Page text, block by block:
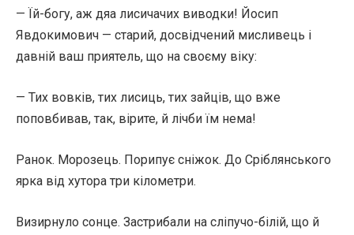
— Їй-богу, аж дяа лисичачих виводки! Йосип
Явдокимович — старий, досвідчений мисливець і
давній ваш приятель, що на своєму віку:
— Тих вовків, тих лисиць, тих зайців, що вже
поповбивав, так, вірите, й лічби їм нема!
Ранок. Морозець. Порипує сніжок. До Сріблянського
ярка від хутора три кілометри.
Визирнуло сонце. Застрибали на сліпучо-білій, що й